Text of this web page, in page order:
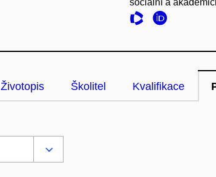
sociální a
Životopis Školitel Kvalifikace